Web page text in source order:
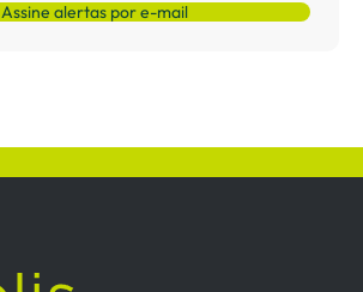
Assine alertas por e-mail